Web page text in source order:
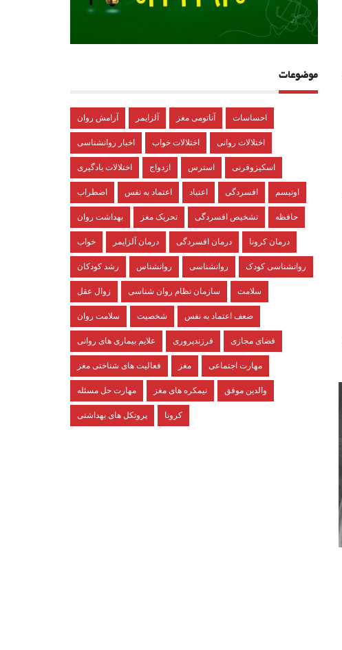
موضوعات
آرامش روان آلزایمر آناتومی مغز احساسات
اخبار روانشناسی اختلالات خواب اختلالات روانی
اختلالات یادگیری ازدواج استرس اسکیزوفرنی
اضطراب اعتماد به نفس اعتیاد افسردگی اوتیسم
بهداشت روان تحریک مغز تشخیص افسردگی حافظه
خواب درمان آلزایمر درمان افسردگی درمان کرونا
رشد کودکان روانشناس روانشناسی روانشناسی کودک
زوال عقل سازمان نظام روان شناسی سلامت
سلامت روان شخصیت ضعف اعتماد به نفس
علایم بیماری های روانی فرزندپروری فضای مجازی
فعالیت های شناختی مغز مغز مهارت اجتماعی
مهارت حل مسئله نیمکره های مغز والدین موفق
پروتکل های بهداشتی کرونا